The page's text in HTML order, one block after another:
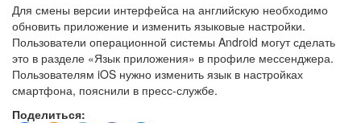
Для смены версии интерфейса на английскую необходимо
обновить приложение и изменить языковые настройки.
Пользователи операционной системы Android могут сделать
это в разделе «Язык приложения» в профиле мессенджера.
Пользователям iOS нужно изменить язык в настройках
смартфона, пояснили в пресс-службе.
Поделиться: